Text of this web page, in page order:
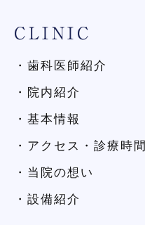
CLINIC
・歯科医師紹介
・院内紹介
・基本情報
・アクセス・診療時間
・当院の想い
・設備紹介